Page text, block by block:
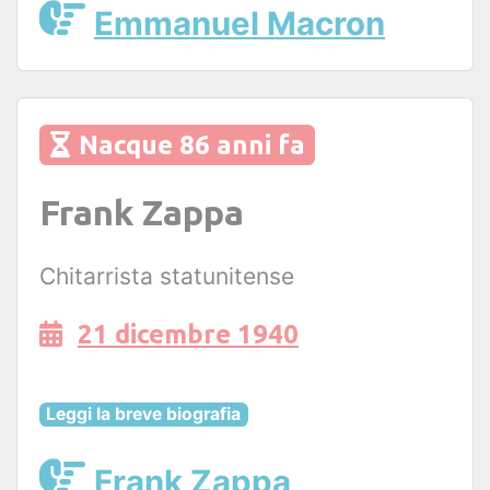
Emmanuel Macron
Nacque 86 anni fa
Frank Zappa
Chitarrista statunitense
21 dicembre 1940
Leggi la breve biografia
Frank Zappa